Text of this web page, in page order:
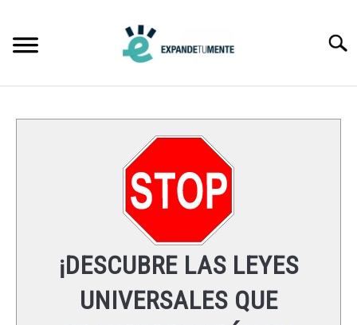
content
LEYES UNIVERSALES
¡DESCUBRE LAS LEYES
UNIVERSALES QUE